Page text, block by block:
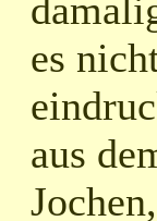
es
aus